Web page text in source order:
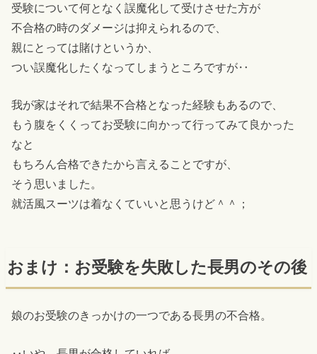
受験について何となく誤魔化して受けさせた方が
不合格の時のダメージは抑えられるので、
親にとっては賭けというか、
つい誤魔化したくなってしまうところですが‥
我が家はそれで結果不合格となった経験もあるので、
もう腹をくくってお受験に向かって行ってみて良かった
なと
もちろん合格できたから言えることですが、
そう思いました。
就活風スーツは着なくていいと思うけど＾＾；
おまけ：お受験を失敗した長男のその後
娘のお受験のきっかけの一つである長男の不合格。